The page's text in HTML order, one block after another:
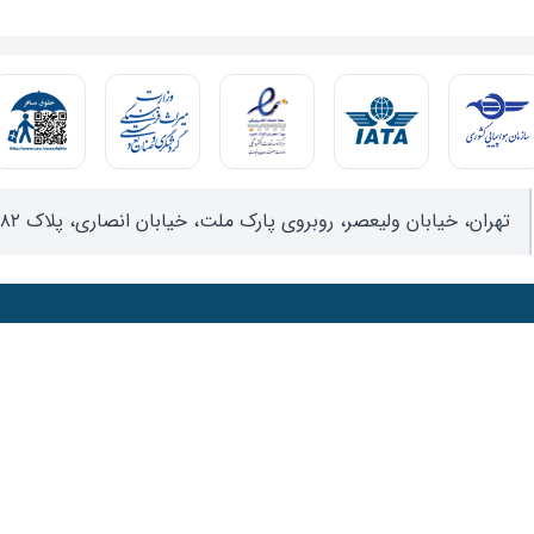
تهران، خیابان ولیعصر، روبروی پارک ملت، خیابان انصاری، پلاک ۸۲، واحد ۱۷